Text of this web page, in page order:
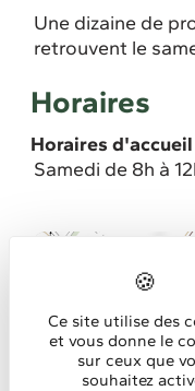
Une dizaine de
retrouvent le
Horaires
Horaires d'accueil
Samedi de 8h à
Ce site utilise des
et vous donne le
sur ceux que
souhaitez